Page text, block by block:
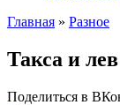
Главная » Разное
Такса и
Поделиться в